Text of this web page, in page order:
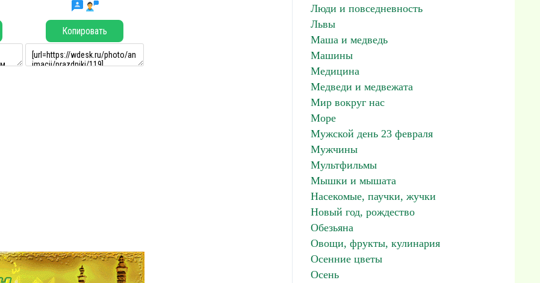
Копировать
Люди и повседневность
Львы
Маша и медведь
Машины
Медицина
Медведи и медвежата
Мир вокруг нас
Море
Мужской день 23 февраля
Мужчины
Мультфильмы
Мышки и мышата
Насекомые, паучки, жучки
Новый год, рождество
Обезьяна
Овощи, фрукты, кулинария
Осенние цветы
Осень